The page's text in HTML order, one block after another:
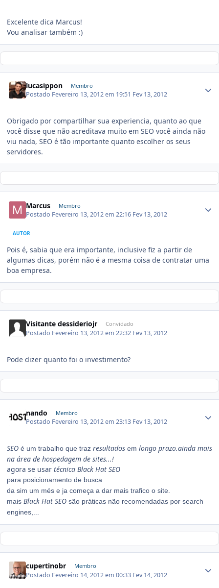
Excelente dica Marcus!
Vou analisar também :)
lucasippon Membro
Postado Fevereiro 13, 2012 em 19:51 Fev 13, 2012
Obrigado por compartilhar sua experiencia, quanto ao que
você disse que não acreditava muito em SEO você ainda não
viu nada, SEO é tão importante quanto escolher os seus
servidores.
Marcus Membro
Postado Fevereiro 13, 2012 em 22:16 Fev 13, 2012
AUTOR
Pois é, sabia que era importante, inclusive fiz a partir de
algumas dicas, porém não é a mesma coisa de contratar uma
boa empresa.
Visitante dessideriojr Convidado
Postado Fevereiro 13, 2012 em 22:32 Fev 13, 2012
Pode dizer quanto foi o investimento?
nando Membro
Postado Fevereiro 13, 2012 em 23:13 Fev 13, 2012
SEO é um trabalho que traz resultados em longo prazo.ainda mais
na área de hospedagem de sites...!
agora se usar técnica Black Hat SEO
para posicionamento de busca
da sim um més e ja começa a dar mais trafico o site.
mais Black Hat SEO são práticas não recomendadas por search
engines,...
cupertinobr Membro
Postado Fevereiro 14, 2012 em 00:33 Fev 14, 2012